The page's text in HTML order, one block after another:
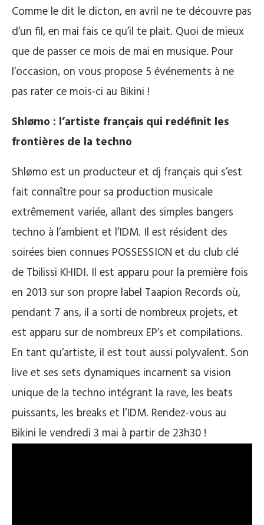
Comme le dit le dicton, en avril ne te découvre pas
d’un fil, en mai fais ce qu’il te plait. Quoi de mieux
que de passer ce mois de mai en musique. Pour
l’occasion, on vous propose 5 événements à ne
pas rater ce mois-ci au Bikini !
Shlømo : l’artiste français qui redéfinit les
frontières de la techno
Shlømo est un producteur et dj français qui s’est
fait connaître pour sa production musicale
extrêmement variée, allant des simples bangers
techno à l’ambient et l’IDM. Il est résident des
soirées bien connues POSSESSION et du club clé
de Tbilissi KHIDI. Il est apparu pour la première fois
en 2013 sur son propre label Taapion Records où,
pendant 7 ans, il a sorti de nombreux projets, et
est apparu sur de nombreux EP’s et compilations.
En tant qu’artiste, il est tout aussi polyvalent. Son
live et ses sets dynamiques incarnent sa vision
unique de la techno intégrant la rave, les beats
puissants, les breaks et l’IDM. Rendez-vous au
Bikini le vendredi 3 mai à partir de 23h30 !